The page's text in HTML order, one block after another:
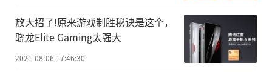
放大招了!原来游戏制胜秘诀是这个，
骁龙Elite Gaming太强大
2021-08-06 17:46:30